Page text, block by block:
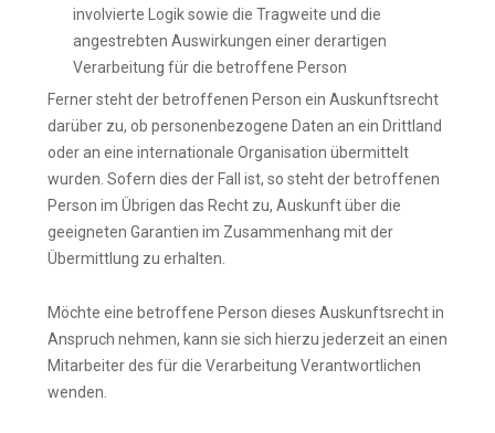
involvierte Logik sowie die Tragweite und die
angestrebten Auswirkungen einer derartigen
Verarbeitung für die betroffene Person
Ferner steht der betroffenen Person ein Auskunftsrecht
darüber zu, ob personenbezogene Daten an ein Drittland
oder an eine internationale Organisation übermittelt
wurden. Sofern dies der Fall ist, so steht der betroffenen
Person im Übrigen das Recht zu, Auskunft über die
geeigneten Garantien im Zusammenhang mit der
Übermittlung zu erhalten.
Möchte eine betroffene Person dieses Auskunftsrecht in
Anspruch nehmen, kann sie sich hierzu jederzeit an einen
Mitarbeiter des für die Verarbeitung Verantwortlichen
wenden.